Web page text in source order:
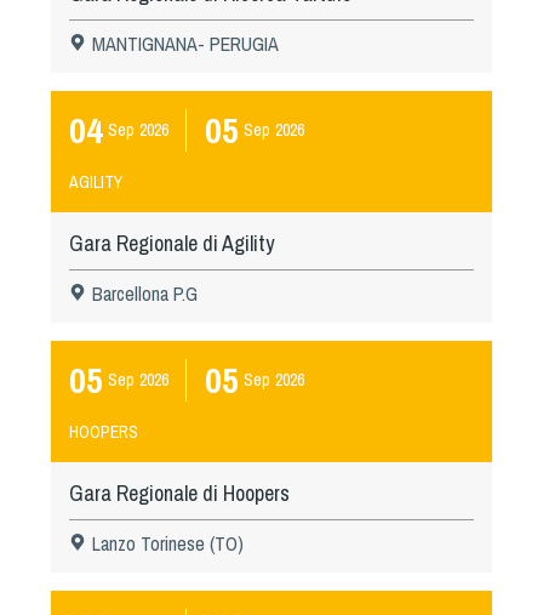
MANTIGNANA- PERUGIA
04 Sep 2026 05 Sep 2026
AGILITY
Gara Regionale di Agility
Barcellona P.G
05 Sep 2026 05 Sep 2026
HOOPERS
Gara Regionale di Hoopers
Lanzo Torinese (TO)